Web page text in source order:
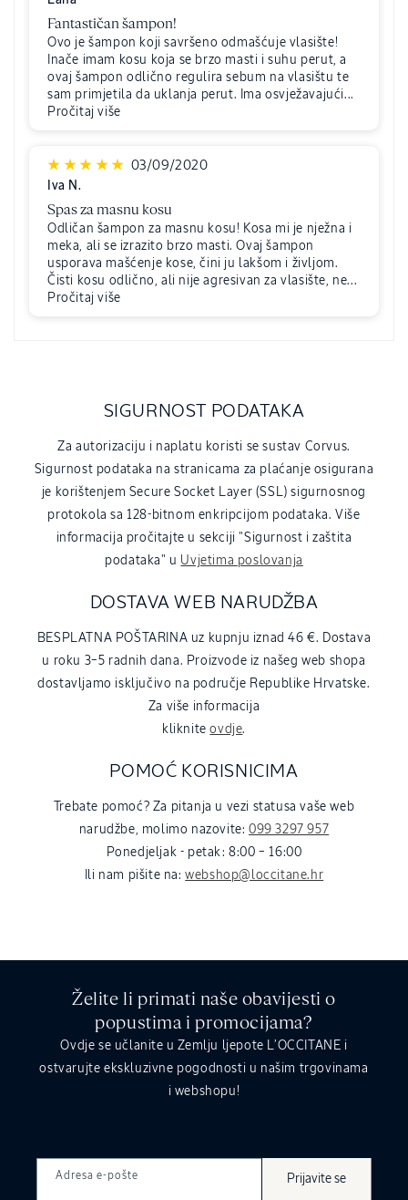
Fantastičan šampon!
Ovo je šampon koji savršeno odmašćuje vlasište!
Inače imam kosu koja se brzo masti i suhu perut, a
ovaj šampon odlično regulira sebum na vlasištu te
sam primjetila da uklanja perut. Ima osvježavajući...
Pročitaj više
03/09/2020
Iva N.
Spas za masnu kosu
Odličan šampon za masnu kosu! Kosa mi je nježna i
meka, ali se izrazito brzo masti. Ovaj šampon
usporava mašćenje kose, čini ju lakšom i življom.
Čisti kosu odlično, ali nije agresivan za vlasište, ne...
Pročitaj više
SIGURNOST PODATAKA
Za autorizaciju i naplatu koristi se sustav Corvus.
Sigurnost podataka na stranicama za plaćanje osigurana
je korištenjem Secure Socket Layer (SSL) sigurnosnog
protokola sa 128-bitnom enkripcijom podataka. Više
informacija pročitajte u sekciji "Sigurnost i zaštita
podataka" u Uvjetima poslovanja
DOSTAVA WEB NARUDŽBA
BESPLATNA POŠTARINA uz kupnju iznad 46 €. Dostava
u roku 3–5 radnih dana. Proizvode iz našeg web shopa
dostavljamo isključivo na područje Republike Hrvatske.
Za više informacija
klikniteovdje.
POMOĆ KORISNICIMA
Trebate pomoć? Za pitanja u vezi statusa vaše web
narudžbe, molimo nazovite: 099 3297 957
Ponedjeljak - petak: 8:00 – 16:00
Ili nam pišite na:webshop@loccitane.hr
Želite li primati naše obavijesti o
popustima i promocijama?
Ovdje se učlanite u Zemlju ljepote L’OCCITANE i
ostvarujte ekskluzivne pogodnosti u našim trgovinama
i webshopu!
Adresa e-pošte Prijavite se